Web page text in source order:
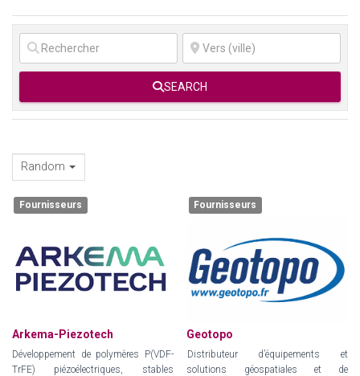
SEARCH
Random
Fournisseurs
Arkema-Piezotech
Développement de polymères P(VDF-
TrFE) piézoélectriques, stables
Fournisseurs
Geotopo
Distributeur d’équipements et
solutions géospatiales et de